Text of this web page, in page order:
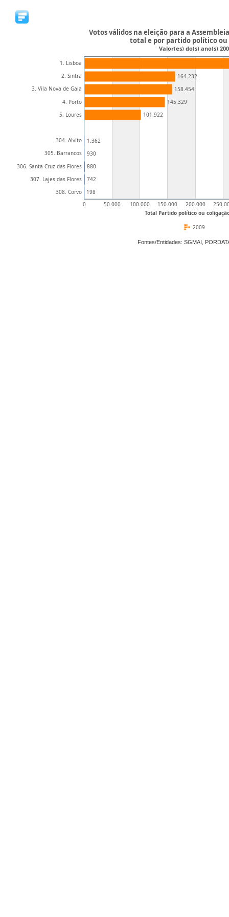
Total Partido político ou
0 50.000 100.000 150.000 200.000
1. Lisboa
2. Sintra
3. Vila Nova de Gaia
4. Porto
5. Loures
304. Alvito
305. Barrancos
306. Santa Cruz das Flores
307. Lajes das Flores
308. Corvo
164.232
158.454
145.329
101.922
1.362
930
880
742
198
Votos válidos na eleição para a
total e por partido político ou
Valor(es) do(s) ano(s)
2009
Fontes/Entidades: SGMAI,